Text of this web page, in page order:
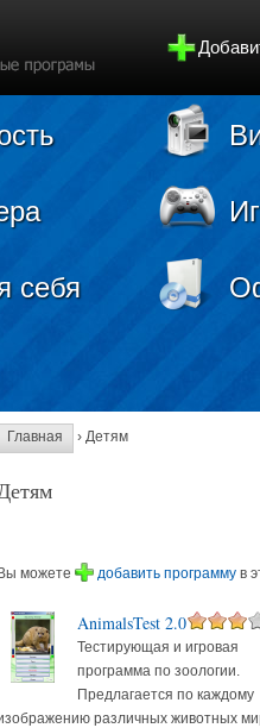
себя
Главная › Детям
можете добавить программу в
AnimalsTest 2.0
Тестирующая и игровая
программа по зоологии.
Предлагается по каждому
различных животных